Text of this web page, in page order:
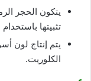
يتكون الحجر
تثبيتها
يتم إنتاج لون
الكلوريت.